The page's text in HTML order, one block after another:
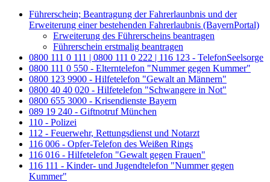
Führerschein; Beantragung der Fahrerlaunbnis und der
Erweiterung einer bestehenden Fahrerlaubnis (BayernPortal)
Erweiterung des Führerscheins beantragen
Führerschein erstmalig beantragen
0800 111 0 111 | 0800 111 0 222 | 116 123 - TelefonSeelsorge
0800 111 0 550 - Elterntelefon "Nummer gegen Kummer"
0800 123 9900 - Hilfetelefon "Gewalt an Männern"
0800 40 40 020 - Hilfetelefon "Schwangere in Not"
0800 655 3000 - Krisendienste Bayern
089 19 240 - Giftnotruf München
110 - Polizei
112 - Feuerwehr, Rettungsdienst und Notarzt
116 006 - Opfer-Telefon des Weißen Rings
116 016 - Hilfetelefon "Gewalt gegen Frauen"
116 111 - Kinder- und Jugendtelefon "Nummer gegen
Kummer"